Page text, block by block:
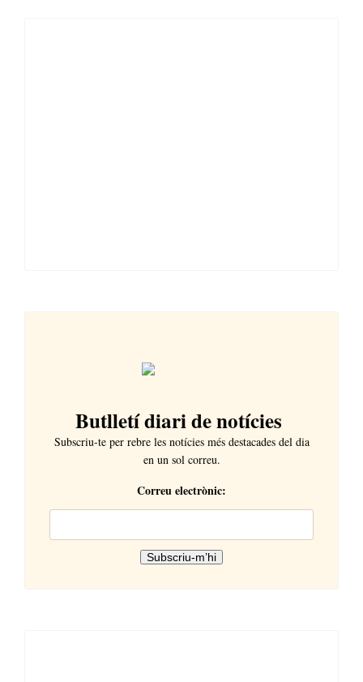
Butlletí diari de notícies
Subscriu-te per rebre les notícies més destacades del dia
en un sol correu.
Correu electrònic: